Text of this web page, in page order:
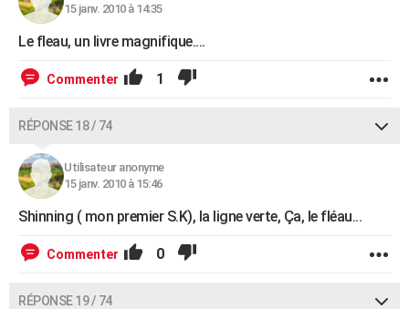
15 janv. 2010 à 14:35
Le fleau, un livre magnifique....
Commenter 1
RÉPONSE 18 / 74
Utilisateur anonyme
15 janv. 2010 à 15:46
Shinning ( mon premier S.K), la ligne verte, Ça, le fléau...
Commenter 0
RÉPONSE 19 / 74